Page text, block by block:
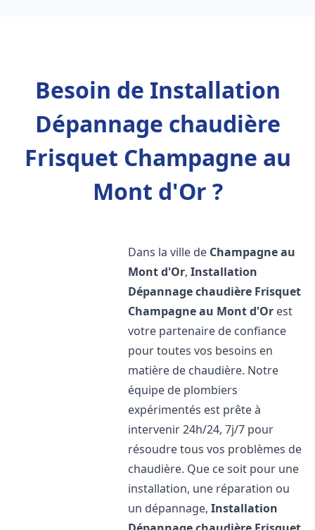
Besoin de Installation
Dépannage chaudière
Frisquet Champagne au
Mont d'Or ?
Dans la ville de Champagne au
Mont d'Or,Installation
Dépannage chaudière Frisquet
Champagne au Mont d'Or est
votre partenaire de confiance
pour toutes vos besoins en
matière de chaudière. Notre
équipe de plombiers
expérimentés est prête à
intervenir 24h/24, 7j/7 pour
résoudre tous vos problèmes de
chaudière. Que ce soit pour une
installation, une réparation ou
un dépannage,Installation